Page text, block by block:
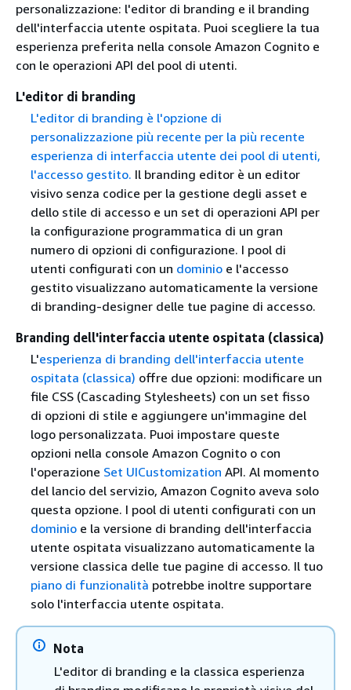
personalizzazione: l'editor di branding e il branding
dell'interfaccia utente ospitata. Puoi scegliere la tua
esperienza preferita nella console Amazon Cognito e
con le operazioni API del pool di utenti.
L'editor di branding
L'editor di branding è l'opzione di
personalizzazione più recente per la più recente
esperienza di interfaccia utente dei pool di utenti,
l'accesso gestito. Il branding editor è un editor
visivo senza codice per la gestione degli asset e
dello stile di accesso e un set di operazioni API per
la configurazione programmatica di un gran
numero di opzioni di configurazione. I pool di
utenti configurati con un dominioe l'accesso
gestito visualizzano automaticamente la versione
di branding-designer delle tue pagine di accesso.
Branding dell'interfaccia utente ospitata (classica)
L'esperienza di branding dell'interfaccia utente
ospitata (classica) offre due opzioni: modificare un
file CSS (Cascading Stylesheets) con un set fisso
di opzioni di stile e aggiungere un'immagine del
logo personalizzata. Puoi impostare queste
opzioni nella console Amazon Cognito o con
l'operazione Set UICustomization API. Al momento
del lancio del servizio, Amazon Cognito aveva solo
questa opzione. I pool di utenti configurati con un
dominioe la versione di branding dell'interfaccia
utente ospitata visualizzano automaticamente la
versione classica delle tue pagine di accesso. Il tuo
piano di funzionalità potrebbe inoltre supportare
solo l'interfaccia utente ospitata.
Nota
L'editor di branding e la classica esperienza